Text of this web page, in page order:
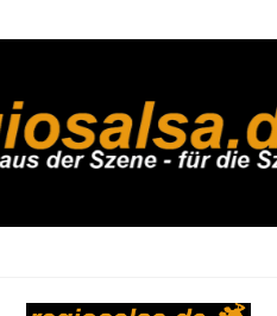
Inhalt